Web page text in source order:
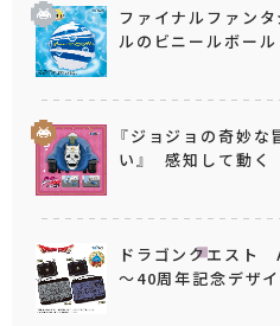
ファイナルファン
ルのビニールボール
『ジョジョの奇妙
い』 感知して動く
ドラゴンクエス
～40周年記念デザ